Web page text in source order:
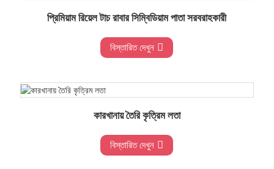
প্রিমিয়াম রিয়েল টাচ রাবার সিম্বিডিয়াম পাতা সরবরাহকারী
বিস্তারিত দেখুন
কারখানায় তৈরি কৃত্রিম লতা
বিস্তারিত দেখুন